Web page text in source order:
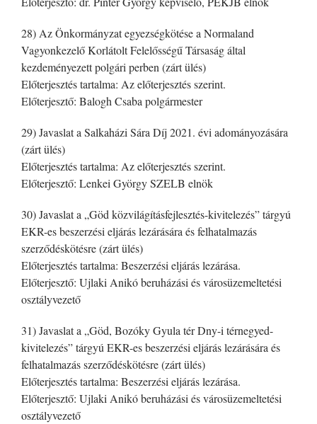
28) Az Önkormányzat egyezségkötése a Normaland
Vagyonkezelő Korlátolt Felelősségű Társaság által
kezdeményezett polgári perben (zárt ülés)
Előterjesztés tartalma: Az előterjesztés szerint.
Előterjesztő: Balogh Csaba polgármester
29) Javaslat a Salkaházi Sára Díj 2021. évi adományozására
(zárt ülés)
Előterjesztés tartalma: Az előterjesztés szerint.
Előterjesztő: Lenkei György SZELB elnök
30) Javaslat a „Göd közvilágításfejlesztés-kivitelezés” tárgyú
EKR-es beszerzési eljárás lezárására és felhatalmazás
szerződéskötésre (zárt ülés)
Előterjesztés tartalma: Beszerzési eljárás lezárása.
Előterjesztő: Ujlaki Anikó beruházási és városüzemeltetési
osztályvezető
31) Javaslat a „Göd, Bozóky Gyula tér Dny-i térnegyed-
kivitelezés” tárgyú EKR-es beszerzési eljárás lezárására és
felhatalmazás szerződéskötésre (zárt ülés)
Előterjesztés tartalma: Beszerzési eljárás lezárása.
Előterjesztő: Ujlaki Anikó beruházási és városüzemeltetési
osztályvezető